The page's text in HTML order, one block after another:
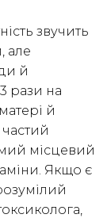
звучить
але
й
рази на
й
місцевий
Якщо є